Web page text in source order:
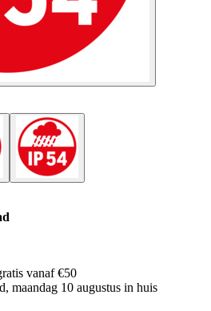
vanaf €50
maandag 10 augustus in huis